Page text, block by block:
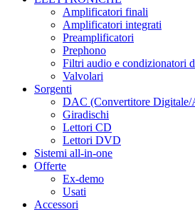
Amplificatori finali
Amplificatori integrati
Preamplificatori
Prephono
Filtri audio e condizionatori
Valvolari
Sorgenti
DAC (Convertitore Digitale/
Giradischi
Lettori CD
Lettori DVD
Sistemi all-in-one
Offerte
Ex-demo
Usati
Accessori